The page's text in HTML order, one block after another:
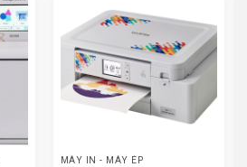
MÁY IN - MÁY ÉP